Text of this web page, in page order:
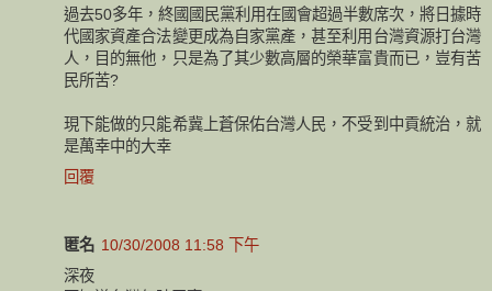
過去50多年，終國國民黨利用在國會超過半數席次，將日據時
代國家資產合法變更成為自家黨產，甚至利用台灣資源打台灣
人，目的無他，只是為了其少數高層的榮華富貴而已，豈有苦
民所苦?
現下能做的只能希冀上蒼保佑台灣人民，不受到中貢統治，就
是萬幸中的大幸
回覆
匿名 10/30/2008 11:58 下午
深夜